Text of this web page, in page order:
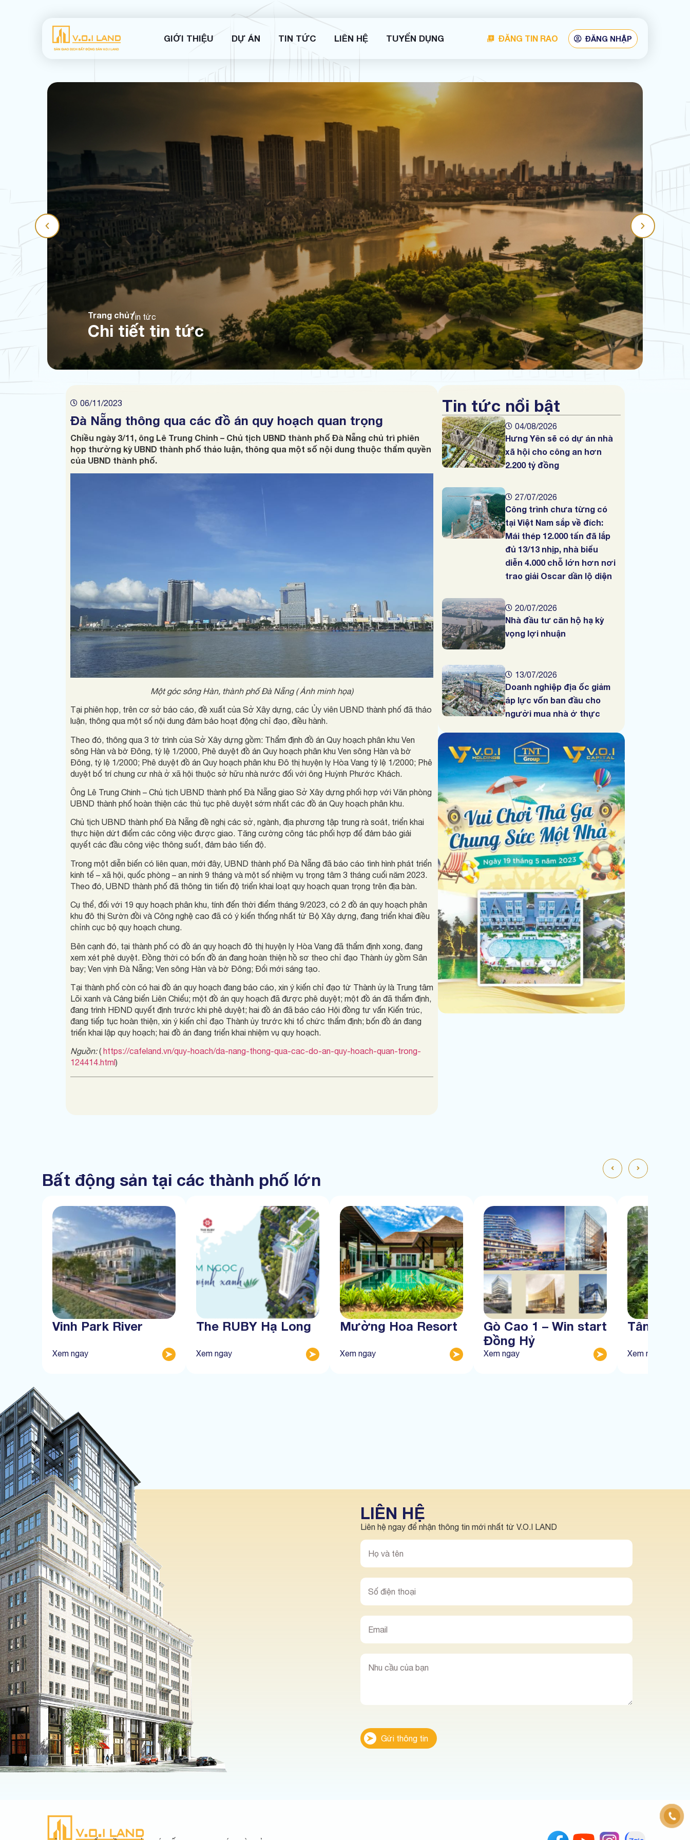
GIỚI THIỆU DỰ ÁN TIN TỨC LIÊN HỆ TUYỂN DỤNG ĐĂNG TIN RAO ĐĂNG NHẬP
Trang chủTin tức
Chi tiết tin tức
06/11/2023
Đà Nẵng thông qua các đồ án quy hoạch quan trọng
Chiều ngày 3/11, ông Lê Trung Chinh – Chủ tịch UBND thành phố Đà Nẵng chủ trì phiên
họp thường kỳ UBND thành phố thảo luận, thông qua một số nội dung thuộc thẩm quyền
của UBND thành phố.
Một góc sông Hàn, thành phố Đà Nẵng ( Ảnh minh họa)
Tại phiên họp, trên cơ sở báo cáo, đề xuất của Sở Xây dựng, các Ủy viên UBND thành phố đã thảo
luận, thông qua một số nội dung đảm bảo hoạt động chỉ đạo, điều hành.
Theo đó, thông qua 3 tờ trình của Sở Xây dựng gồm: Thẩm định đồ án Quy hoạch phân khu Ven
sông Hàn và bờ Đông, tỷ lệ 1/2000, Phê duyệt đồ án Quy hoạch phân khu Ven sông Hàn và bờ
Đông, tỷ lệ 1/2000; Phê duyệt đồ án Quy hoạch phân khu Đô thị huyện lỵ Hòa Vang tỷ lệ 1/2000; Phê
duyệt bố trí chung cư nhà ở xã hội thuộc sở hữu nhà nước đối với ông Huỳnh Phước Khách.
Ông Lê Trung Chinh – Chủ tịch UBND thành phố Đà Nẵng giao Sở Xây dựng phối hợp với Văn phòng
UBND thành phố hoàn thiện các thủ tục phê duyệt sớm nhất các đồ án Quy hoạch phân khu.
Chủ tịch UBND thành phố Đà Nẵng đề nghị các sở, ngành, địa phương tập trung rà soát, triển khai
thực hiện dứt điểm các công việc được giao. Tăng cường công tác phối hợp để đảm bảo giải
quyết các đầu công việc thông suốt, đảm bảo tiến độ.
Trong một diễn biến có liên quan, mới đây, UBND thành phố Đà Nẵng đã báo cáo tình hình phát triển
kinh tế – xã hội, quốc phòng – an ninh 9 tháng và một số nhiệm vụ trọng tâm 3 tháng cuối năm 2023.
Theo đó, UBND thành phố đã thông tin tiến độ triển khai loạt quy hoạch quan trọng trên địa bàn.
Cụ thể, đối với 19 quy hoạch phân khu, tính đến thời điểm tháng 9/2023, có 2 đồ án quy hoạch phân
khu đô thị Sườn đồi và Công nghệ cao đã có ý kiến thống nhất từ Bộ Xây dựng, đang triển khai điều
chỉnh cục bộ quy hoạch chung.
Bên cạnh đó, tại thành phố có đồ án quy hoạch đô thị huyện lỵ Hòa Vang đã thẩm định xong, đang
xem xét phê duyệt. Đồng thời có bốn đồ án đang hoàn thiện hồ sơ theo chỉ đạo Thành ủy gồm Sân
bay; Ven vịnh Đà Nẵng; Ven sông Hàn và bờ Đông; Đổi mới sáng tạo.
Tại thành phố còn có hai đồ án quy hoạch đang báo cáo, xin ý kiến chỉ đạo từ Thành ủy là Trung tâm
Lõi xanh và Cảng biển Liên Chiểu; một đồ án quy hoạch đã được phê duyệt; một đồ án đã thẩm định,
đang trình HĐND quyết định trước khi phê duyệt; hai đồ án đã báo cáo Hội đồng tư vấn Kiến trúc,
đang tiếp tục hoàn thiện, xin ý kiến chỉ đạo Thành ủy trước khi tổ chức thẩm định; bốn đồ án đang
triển khai lập quy hoạch; hai đồ án đang triển khai nhiệm vụ quy hoạch.
Nguồn:( https://cafeland.vn/quy-hoach/da-nang-thong-qua-cac-do-an-quy-hoach-quan-trong-
124414.html)
Tin tức nổi bật
04/08/2026
Hưng Yên sẽ có dự án nhà
xã hội cho công an hơn
2.200 tỷ đồng
27/07/2026
Công trình chưa từng có
tại Việt Nam sắp về đích:
Mái thép 12.000 tấn đã lắp
đủ 13/13 nhịp, nhà biểu
diễn 4.000 chỗ lớn hơn nơi
trao giải Oscar dần lộ diện
20/07/2026
Nhà đầu tư căn hộ hạ kỳ
vọng lợi nhuận
13/07/2026
Doanh nghiệp địa ốc giảm
áp lực vốn ban đầu cho
người mua nhà ở thực
Bất động sản tại các thành phố lớn
Vinh Park River
Xem ngay
The RUBY Hạ Long
Xem ngay
Mường Hoa Resort
Xem ngay
Gò Cao 1 – Win start
Đồng Hỷ
Xem ngay
Tân Thành
Xem ngay
LIÊN HỆ
Liên hệ ngay để nhận thông tin mới nhất từ V.O.I LAND
Gửi thông tin